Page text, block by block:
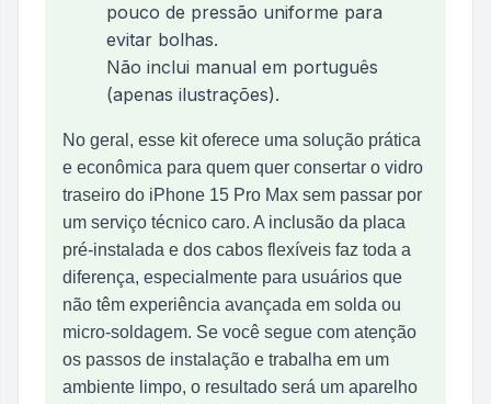
pouco de pressão uniforme para
evitar bolhas.
Não inclui manual em português
(apenas ilustrações).
No geral, esse kit oferece uma solução prática
e econômica para quem quer consertar o vidro
traseiro do iPhone 15 Pro Max sem passar por
um serviço técnico caro. A inclusão da placa
pré‑instalada e dos cabos flexíveis faz toda a
diferença, especialmente para usuários que
não têm experiência avançada em solda ou
micro‑soldagem. Se você segue com atenção
os passos de instalação e trabalha em um
ambiente limpo, o resultado será um aparelho